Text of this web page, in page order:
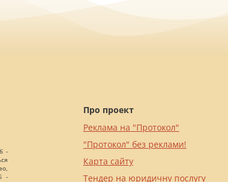
-
-
Про проект
Реклама на "Протокол"
"Протокол" без реклами!
Карта сайту
Тендер на юридичну послугу